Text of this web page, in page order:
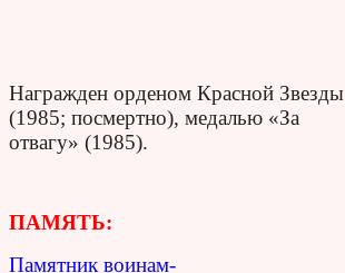
Награжден орденом Красной Звезды
(1985; посмертно), медалью «За
отвагу» (1985).
ПАМЯТЬ:
Памятник воинам-